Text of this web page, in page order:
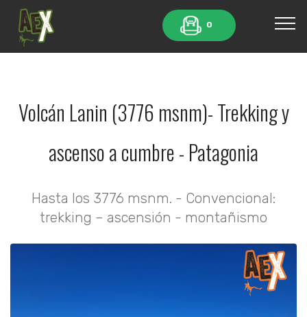
0
Volcán Lanin (3776 msnm)- Trekking y
ascenso a cumbre - Patagonia
Hasta los 3776 msnm. - Convencional:
trekking – ascensión - montañismo